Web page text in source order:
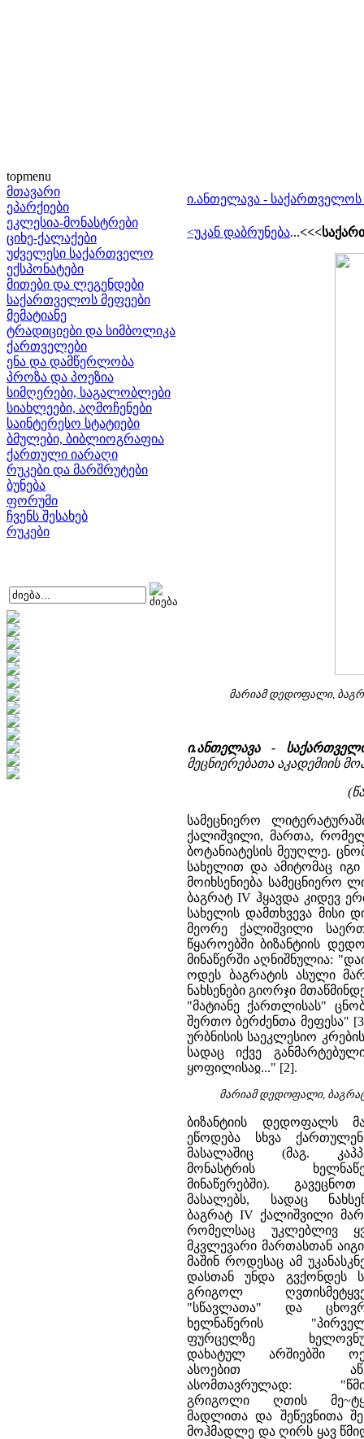
topmenu
მთავარი
ეპარქიები
ეკლესია-მონასტრები
ციხე-ქალაქები
უძველესი საქართველო
ექსპონატები
მითები და ლეგენდები
საქართველოს მეფეები
მემატიანე
ტრადიციები და სიმბოლიკა
ქართველები
ენა და დამწერლობა
პროზა და პოეზია
სიმღერები, საგალობლები
სიახლეები, აღმოჩენები
საინტერესო სტატიები
ბმულები, ბიბლიოგრაფია
ქართული იარაღი
რუკები და მარშრუტები
ბუნება
ფორუმი
ჩვენს შესახებ
რუკები
ი.ანთელავა -
<უკან დაბრუნება...
მარიამ დედოფალი,
ი.ანთელავა -
მეცნიერებათა აკადემიის
სამეცნიერო
ქალიშვილი, მართა,
ბოტანიატესის მეუღლე.
სახელით და ამიტომაც
მოიხსენიება სამეცნიერო
ბაგრატ IV ჰყავდა კიდევ
სახელის დამთხვევა მისი
მეორე ქალიშვილი
წყაროებში ბიზანტიის
მინაწერში აღნიშნულია:
ოდეს ბაგრატის ასული
ნახსენები გიორჯი
"მატიანე ქართლისას"
შერთო ბერძენთა მეფესა"
ურბნისის საეკლესიო
სადაც იქვე
ყოფილისაჲ..." [2].
მარიამ დედოფალი,
ბიზანტიის დედოფალს
ეწოდება სხვა
მასალაშიც (მაგ.
მონასტრის
მინაწერებში).
მასალებს, სადაც
ბაგრატ IV ქალიშვილი
რომელსაც უკლებლივ
მკვლევარი მართასთან
მაშინ როდესაც ამ
დასთან უნდა გვქონდეს
გრიგოლ
"სწავლათა" და
ხელნაწერის
ფურცელზე
დახატულ არშიებში
ასოებით
ასომთავრულად:
გრიგოლი ღთის
მადლითა და შეწევნითა
მოჰმადლე და ღირს ყავ